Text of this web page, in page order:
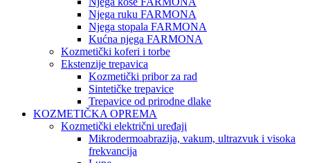
Njega ruku FARMONA
Njega stopala FARMONA
Kućna njega FARMONA
Kozmetički koferi i torbe
Ekstenzije trepavica
Kozmetički pribor za rad
Sintetičke trepavice
Trepavice od prirodne dlake
KOZMETIČKA OPREMA
Kozmetički električni uređaji
Mikrodermoabrazija, vakum, ultrazvuk i visoka
frekvancija